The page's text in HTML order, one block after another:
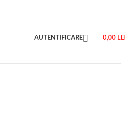
AUTENTIFICARE 0,00